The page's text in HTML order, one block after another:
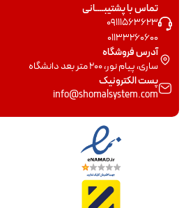
تماس با پشتیبــــانی
09111563623
01133260600
آدرس فروشگاه
ساری، پیام نور، 200 متر بعد دانشگاه
پست الکترونیک
info@shomalsystem.com